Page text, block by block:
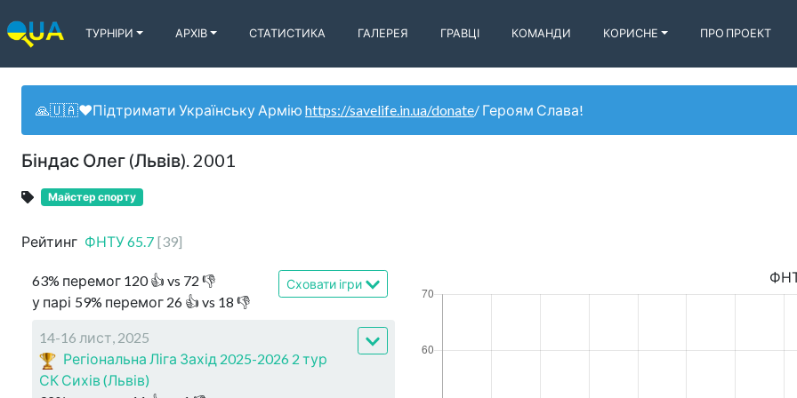
ТУРНІРИ АРХІВ СТАТИСТИКА ГАЛЕРЕЯ ГРАВЦІ КОМАНДИ КОРИСНЕ ПРО ПРОЕКТ
🙏🇺🇦❤️Підтримати Українську Армію https://savelife.in.ua/donate/ Героям Слава!
Біндас Олег (Львів). 2001
Майстер спорту
Рейтинг ФНТУ65.7 [39]
63% перемог 120👍 vs 72 👎
у парі 59% перемог 26 👍 vs 18 👎
Сховати ігри
14-16 лист, 2025
Регіональна Ліга Захід 2025-2026 2 тур
СК Сихів (Львів)